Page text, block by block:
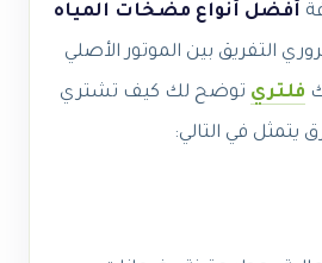
أفضل أنواع مضخات المياه
التفريق بين الموتور الأصلي
فلتري توضح لك كيف تشتري
يتمثل في التالي: